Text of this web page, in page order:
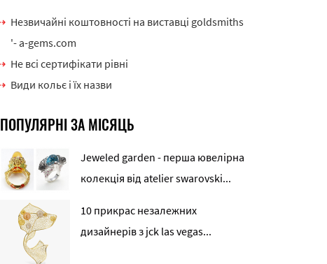
Незвичайні коштовності на виставці goldsmiths
'- a-gems.com
Не всі сертифікати рівні
Види кольє і їх назви
ПОПУЛЯРНІ ЗА МІСЯЦЬ
Jeweled garden - перша ювелірна
колекція від atelier swarovski...
10 прикрас незалежних
дизайнерів з jck las vegas...